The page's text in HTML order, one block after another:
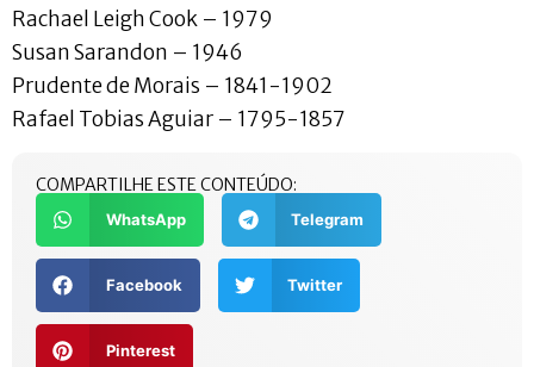
Rachael Leigh Cook – 1979
Susan Sarandon – 1946
Prudente de Morais – 1841-1902
Rafael Tobias Aguiar – 1795-1857
COMPARTILHE ESTE CONTEÚDO:
WhatsApp Telegram
Facebook Twitter
Pinterest